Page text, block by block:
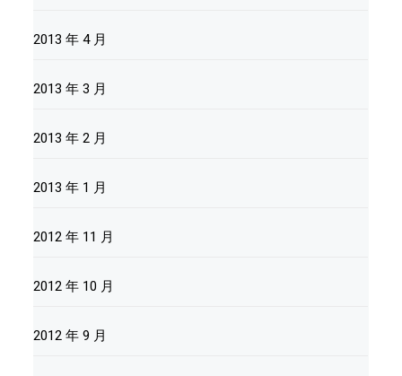
2013 年 4 月
2013 年 3 月
2013 年 2 月
2013 年 1 月
2012 年 11 月
2012 年 10 月
2012 年 9 月